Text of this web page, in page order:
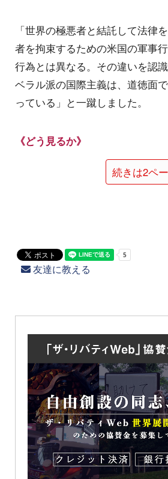
「世界の極悪者と結託して法律
者を拘束するための米国の軍事
行為とは異なる。その違いを認
ベラル派の国際主義は、道徳面
っている」と一蹴しました。
《どう見るか》
続きは2ペ
友達に教える